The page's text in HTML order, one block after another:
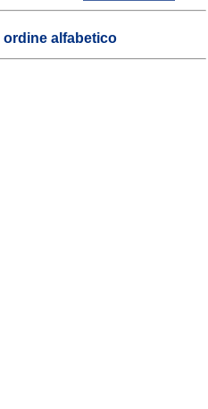
ordine alfabetico